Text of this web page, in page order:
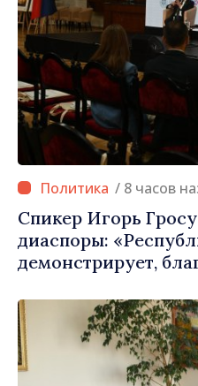
/ 8 часов
Спикер Игорь
диаспоры:
демонстрирует,
заслуживает стать
европейской семьи»